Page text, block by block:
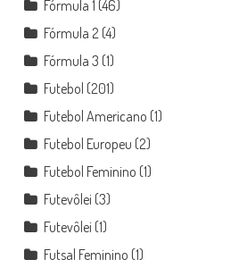
Fórmula 1 (46)
Fórmula 2 (4)
Fórmula 3 (1)
Futebol (201)
Futebol Americano (1)
Futebol Europeu (2)
Futebol Feminino (1)
Futevôlei (3)
Futevôlei (1)
Futsal Feminino (1)